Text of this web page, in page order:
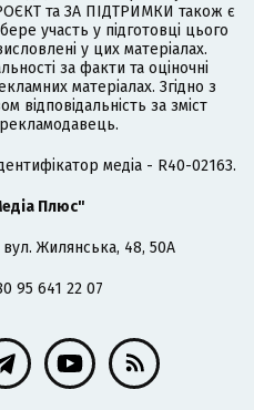
та ЗА ПІДТРИМКИ також є
участь у підготовці цього
у цих матеріалах.
за факти та оціночні
матеріалах. Згідно з
відповідальність за зміст
медіа - R40-02163.
Плюс"
Жилянська, 48, 50А
95 641 22 07